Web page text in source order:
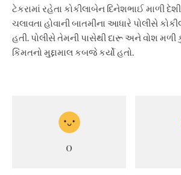
ટેકરામાં રહેતા કોકીલાબેન દિનેશભાઈ માળી
ચલાવતા હોવાની બાતમીના આધારે પોલીસે
હતી. પોલીસે તેમની પાસેથી દારૂ અને વોશ મળી
કિંમતનો મુદ્દામાલ કબજે કર્યો હતો.
0